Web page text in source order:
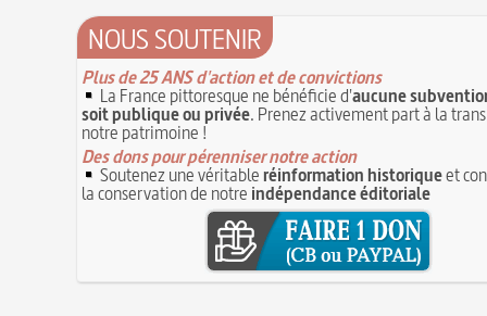
NOUS SOUTENIR
Plus de 25 ANS d'action et de convictions
La France pittoresque ne bénéficie d'aucune
soit publique ou privée. Prenez activement part à la
notre patrimoine !
Des dons pour pérenniser notre action
Soutenez une véritableréinformation historiqueet
la conservation de notre indépendance éditoriale